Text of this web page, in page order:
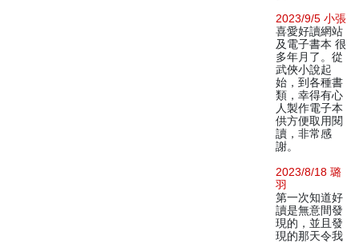
2023/9/5 小張
喜愛好讀網站
及電子書本 很
多年月了。從
武俠小說起
始，到各種書
類，幸得有心
人製作電子本
供方便取用閱
讀，非常感
謝。
2023/8/18 璐
羽
第一次知道好
讀是無意間發
現的，並且發
現的那天令我